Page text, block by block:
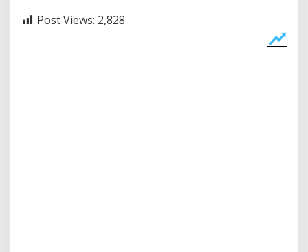
Post Views: 2,828